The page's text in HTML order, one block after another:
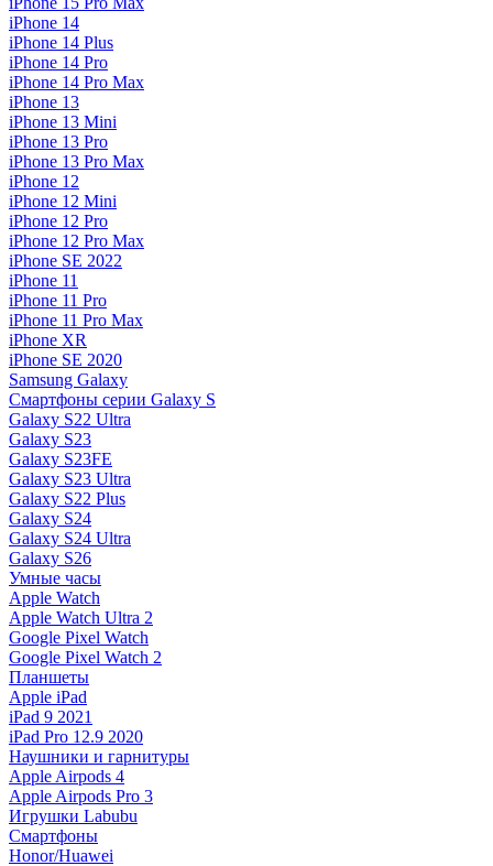
iPhone 14
iPhone 14 Plus
iPhone 14 Pro
iPhone 14 Pro Max
iPhone 13
iPhone 13 Mini
iPhone 13 Pro
iPhone 13 Pro Max
iPhone 12
iPhone 12 Mini
iPhone 12 Pro
iPhone 12 Pro Max
iPhone SE 2022
iPhone 11
iPhone 11 Pro
iPhone 11 Pro Max
iPhone XR
iPhone SE 2020
Samsung Galaxy
Смартфоны серии Galaxy S
Galaxy S22 Ultra
Galaxy S23
Galaxy S23FE
Galaxy S23 Ultra
Galaxy S22 Plus
Galaxy S24
Galaxy S24 Ultra
Galaxy S26
Умные часы
Apple Watch
Apple Watch Ultra 2
Google Pixel Watch
Google Pixel Watch 2
Планшеты
Apple iPad
iPad 9 2021
iPad Pro 12.9 2020
Наушники и гарнитуры
Apple Airpods 4
Apple Airpods Pro 3
Игрушки Labubu
Смартфоны
Honor/Huawei